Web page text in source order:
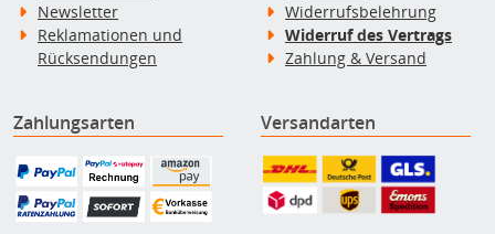
Newsletter
Reklamationen und
Rücksendungen
Widerrufsbelehrung
Widerruf des Vertrags
Zahlung & Versand
Zahlungsarten Versandarten